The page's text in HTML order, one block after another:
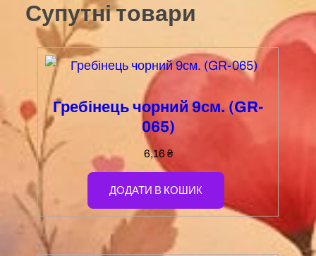
Супутні товари
Гребінець чорний 9см. (GR-
065)
6,16₴
ДОДАТИ В КОШИК